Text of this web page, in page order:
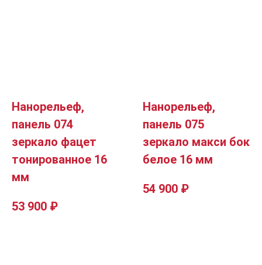
Нанорельеф,
панель 074
зеркало фацет
тонированное 16
мм
53 900 ₽
Нанорельеф,
панель 075
зеркало макси бок
белое 16 мм
54 900 ₽